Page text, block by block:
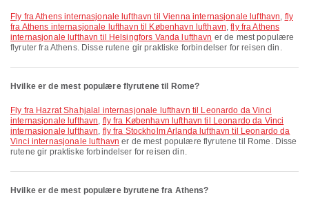
fly fra Athens internasjonale lufthavn til Vienna internasjonale lufthavn, fly
fra Athens internasjonale lufthavn til København lufthavn,fly fra Athens
internasjonale lufthavn til Helsingfors Vanda lufthavn er de mest populære
flyruter fra Athens. Disse rutene gir praktiske forbindelser for reisen din.
Hvilke er de mest populære flyrutene til Rome?
fly fra Hazrat Shahjalal internasjonale lufthavn til Leonardo da Vinci
internasjonale lufthavn, fly fra København lufthavn til Leonardo da Vinci
internasjonale lufthavn, fly fra Stockholm Arlanda lufthavn til Leonardo da
Vinci internasjonale lufthavn er de mest populære flyrutene til Rome. Disse
rutene gir praktiske forbindelser for reisen din.
Hvilke er de mest populære byrutene fra Athens?